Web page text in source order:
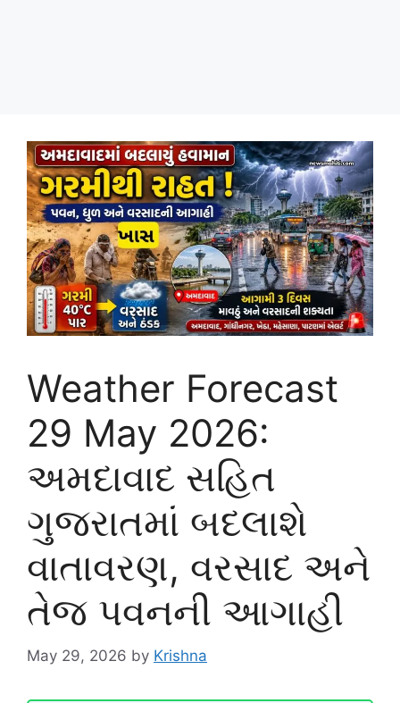
Weather Forecast
29 May 2026:
અમદાવાદ સહિત
ગુજરાતમાં બદલાશે
વાતાવરણ, વરસાદ અને
તેજ પવનની આગાહી
May 29, 2026 by Krishna